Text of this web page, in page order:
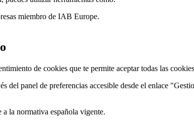
miembro de IAB Europe.
de cookies que te permite aceptar todas las
del panel de preferencias accesible desde el enlace
a la normativa española vigente.